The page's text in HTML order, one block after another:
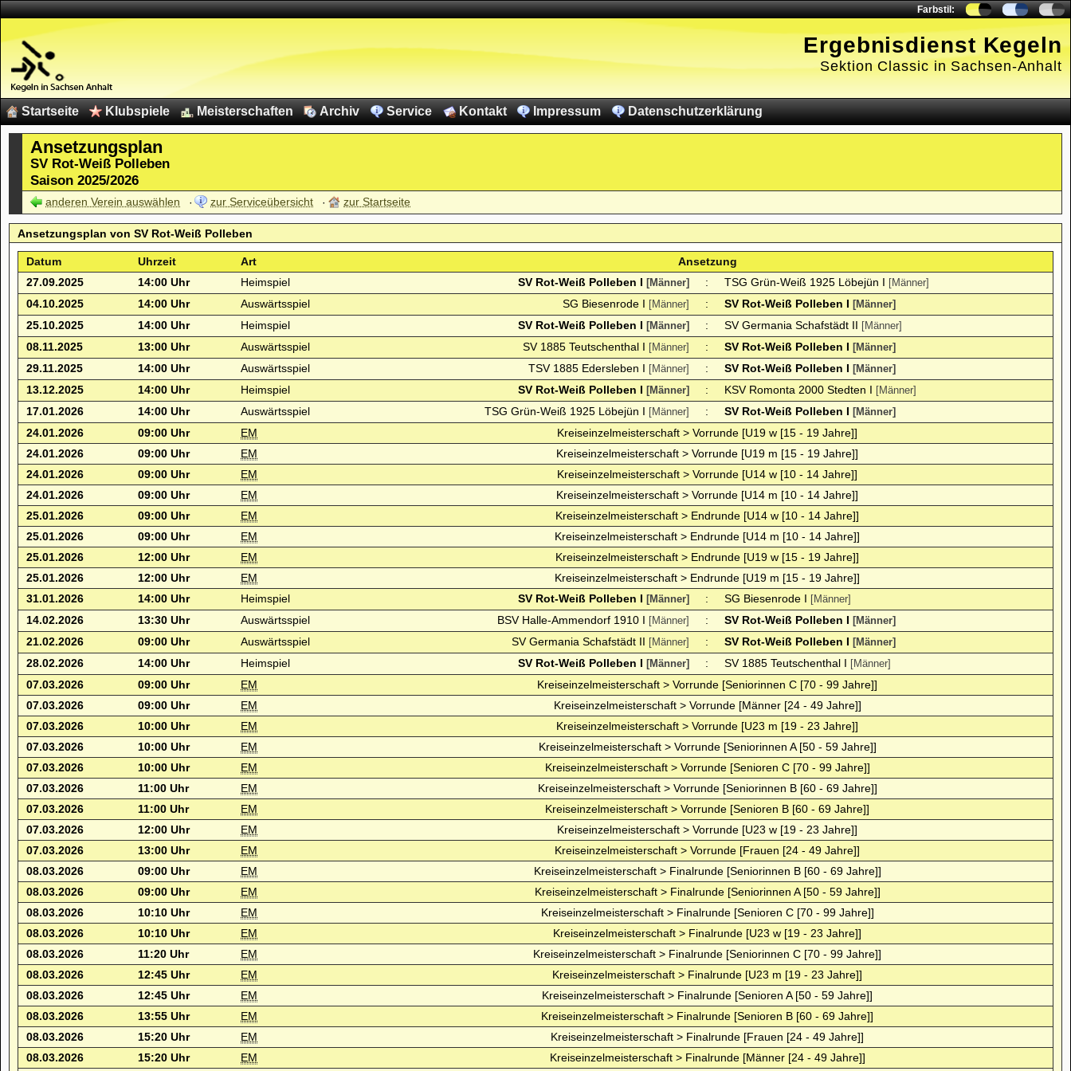
Farbstil:
Ergebnisdienst Kegeln
Sektion Classic in Sachsen-Anhalt
Startseite Klubspiele Meisterschaften Archiv Service Kontakt Impressum Datenschutzerklärung
Ansetzungsplan
SV Rot-Weiß Polleben
Saison 2025/2026
anderen Verein auswählen zur Serviceübersicht zur Startseite
Ansetzungsplan von SV Rot-Weiß Polleben
Datum Uhrzeit Art
Ansetzung
27.09.2025
14:00 Uhr Heimspiel SV Rot-Weiß Polleben I [Männer] : TSG Grün-Weiß 1925 Löbejün I [Männer]
04.10.2025 14:00 Uhr Auswärtsspiel SG Biesenrode I [Männer] : SV Rot-Weiß Polleben I [Männer]
25.10.2025 14:00 Uhr Heimspiel SV Rot-Weiß Polleben I [Männer] : SV Germania Schafstädt II [Männer]
08.11.2025 13:00 Uhr Auswärtsspiel SV 1885 Teutschenthal I [Männer] : SV Rot-Weiß Polleben I [Männer]
29.11.2025 14:00 Uhr Auswärtsspiel TSV 1885 Edersleben I [Männer] : SV Rot-Weiß Polleben I [Männer]
13.12.2025 14:00 Uhr Heimspiel SV Rot-Weiß Polleben I [Männer] : KSV Romonta 2000 Stedten I [Männer]
17.01.2026 14:00 Uhr Auswärtsspiel TSG Grün-Weiß 1925 Löbejün I [Männer] : SV Rot-Weiß Polleben I [Männer]
24.01.2026 09:00 Uhr EM
Kreiseinzelmeisterschaft > Vorrunde [U19 w [15 - 19 Jahre]]
24.01.2026
09:00 Uhr EM
Kreiseinzelmeisterschaft > Vorrunde [U19 m [15 - 19 Jahre]]
24.01.2026
09:00 Uhr EM
Kreiseinzelmeisterschaft > Vorrunde [U14 w [10 - 14 Jahre]]
24.01.2026
09:00 Uhr EM
Kreiseinzelmeisterschaft > Vorrunde [U14 m [10 - 14 Jahre]]
25.01.2026
09:00 Uhr EM
Kreiseinzelmeisterschaft > Endrunde [U14 w [10 - 14 Jahre]]
25.01.2026
09:00 Uhr EM
Kreiseinzelmeisterschaft > Endrunde [U14 m [10 - 14 Jahre]]
25.01.2026
12:00 Uhr EM
Kreiseinzelmeisterschaft > Endrunde [U19 w [15 - 19 Jahre]]
25.01.2026
12:00 Uhr EM
Kreiseinzelmeisterschaft > Endrunde [U19 m [15 - 19 Jahre]]
31.01.2026
14:00 Uhr Heimspiel SV Rot-Weiß Polleben I [Männer] : SG Biesenrode I [Männer]
14.02.2026 13:30 Uhr Auswärtsspiel BSV Halle-Ammendorf 1910 I [Männer] : SV Rot-Weiß Polleben I [Männer]
21.02.2026 09:00 Uhr Auswärtsspiel SV Germania Schafstädt II [Männer] : SV Rot-Weiß Polleben I [Männer]
28.02.2026 14:00 Uhr Heimspiel SV Rot-Weiß Polleben I [Männer] : SV 1885 Teutschenthal I [Männer]
07.03.2026 09:00 Uhr EM
Kreiseinzelmeisterschaft > Vorrunde [Seniorinnen C [70 - 99 Jahre]]
07.03.2026
09:00 Uhr EM
Kreiseinzelmeisterschaft > Vorrunde [Männer [24 - 49 Jahre]]
07.03.2026
10:00 Uhr EM
Kreiseinzelmeisterschaft > Vorrunde [U23 m [19 - 23 Jahre]]
07.03.2026
10:00 Uhr EM
Kreiseinzelmeisterschaft > Vorrunde [Seniorinnen A [50 - 59 Jahre]]
07.03.2026
10:00 Uhr EM
Kreiseinzelmeisterschaft > Vorrunde [Senioren C [70 - 99 Jahre]]
07.03.2026
11:00 Uhr EM
Kreiseinzelmeisterschaft > Vorrunde [Seniorinnen B [60 - 69 Jahre]]
07.03.2026
11:00 Uhr EM
Kreiseinzelmeisterschaft > Vorrunde [Senioren B [60 - 69 Jahre]]
07.03.2026
12:00 Uhr EM
Kreiseinzelmeisterschaft > Vorrunde [U23 w [19 - 23 Jahre]]
07.03.2026
13:00 Uhr EM
Kreiseinzelmeisterschaft > Vorrunde [Frauen [24 - 49 Jahre]]
08.03.2026
09:00 Uhr EM
Kreiseinzelmeisterschaft > Finalrunde [Seniorinnen B [60 - 69 Jahre]]
08.03.2026
09:00 Uhr EM
Kreiseinzelmeisterschaft > Finalrunde [Seniorinnen A [50 - 59 Jahre]]
08.03.2026
10:10 Uhr EM
Kreiseinzelmeisterschaft > Finalrunde [Senioren C [70 - 99 Jahre]]
08.03.2026
10:10 Uhr EM
Kreiseinzelmeisterschaft > Finalrunde [U23 w [19 - 23 Jahre]]
08.03.2026
11:20 Uhr EM
Kreiseinzelmeisterschaft > Finalrunde [Seniorinnen C [70 - 99 Jahre]]
08.03.2026
12:45 Uhr EM
Kreiseinzelmeisterschaft > Finalrunde [U23 m [19 - 23 Jahre]]
08.03.2026
12:45 Uhr EM
Kreiseinzelmeisterschaft > Finalrunde [Senioren A [50 - 59 Jahre]]
08.03.2026
13:55 Uhr EM
Kreiseinzelmeisterschaft > Finalrunde [Senioren B [60 - 69 Jahre]]
08.03.2026
15:20 Uhr EM
Kreiseinzelmeisterschaft > Finalrunde [Frauen [24 - 49 Jahre]]
08.03.2026
15:20 Uhr EM Kreiseinzelmeisterschaft > Finalrunde [Männer [24 - 49 Jahre]]